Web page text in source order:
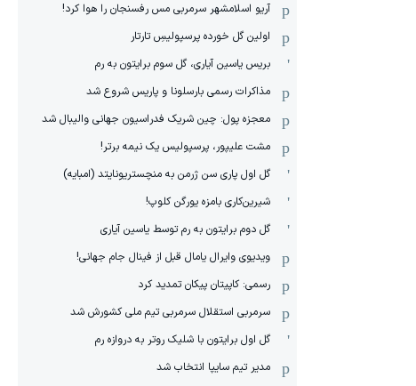
آریو اسلامشهر سرمربی مس رفسنجان را هوا کرد!
اولین گل خورده پرسپولیسِ تارتار
بریس یاسین آیاری، گل سوم برایتون به رم
مذاکرات رسمی بارسلونا و پاریس شروع شد
معجزه پول: چین شریک فدراسیون جهانی والیبال شد
مشت علیپور، پرسپولیس یک نیمه برتر!
گل اول پاری سن ژرمن به منچستریونایتد (امبایه)
شیرین‌کاری بامزه یورگن کلوپ!
گل دوم برایتون به رم توسط یاسین آیاری
ویدیوی وایرال یامال قبل از فینال جام جهانی!
رسمی: کاپیتان پیکان تمدید کرد
سرمربی استقلال سرمربی تیم ملی کشورش شد
گل اول برایتون با شلیک روتر به دروازه رم
مدیر تیم سایپا انتخاب شد